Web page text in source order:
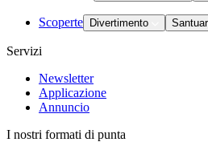
Scoperte Divertimento
Servizi
Newsletter
Applicazione
Annuncio
I nostri formati di punta